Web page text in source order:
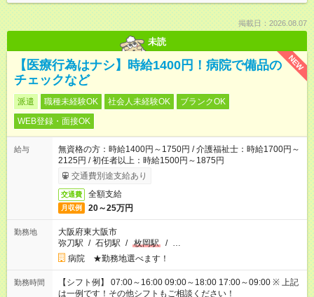
掲載日：2026.08.07
未読
NEW
【医療行為はナシ】時給1400円！病院で備品の
チェックなど
派遣 職種未経験OK 社会人未経験OK
ブランクOK
WEB登録・面接OK
給与
無資格の方：時給1400円～1750円 / 介護福祉士：時給1700円～
2125円 / 初任者以上：時給1500円～1875円
交通費別途支給あり
交通費 全額支給
月収例 20～25万円
勤務地
大阪府東大阪市
弥刀駅 / 石切駅 / 枚岡駅 / …
病院 ★勤務地選べます！
勤務時間
【シフト例】 07:00～16:00 09:00～18:00 17:00～09:00 ※ 上記
は一例です！その他シフトもご相談ください！